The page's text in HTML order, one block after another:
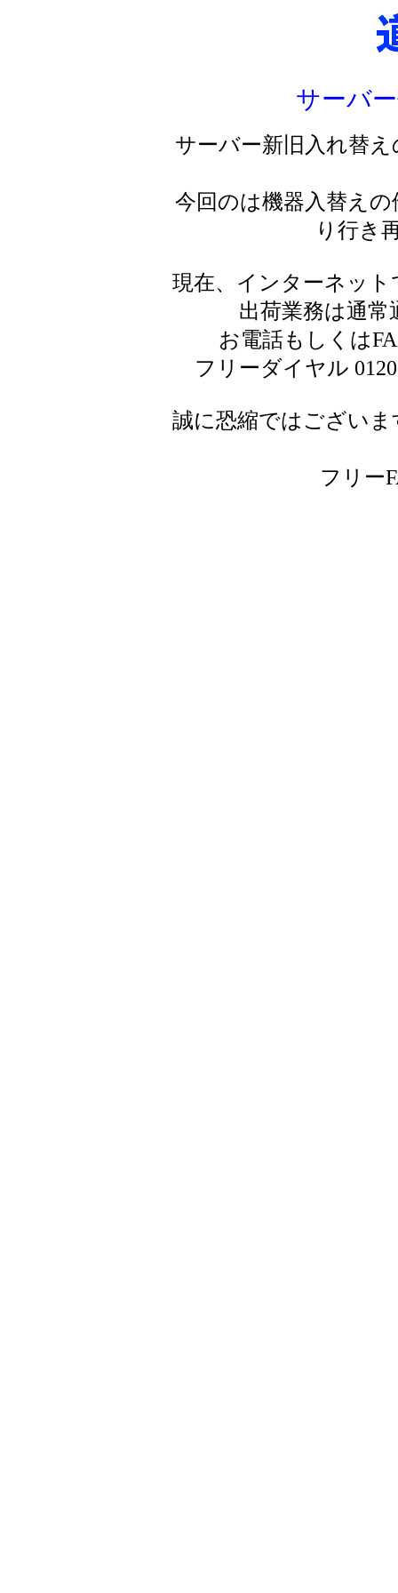
サーバ
サーバー新旧入れ替
今回のは機器入替え
り行き
現在、インターネッ
出荷業務は通
お電話もしくは
フリーダイヤル
誠に恐縮ではござい
フリー